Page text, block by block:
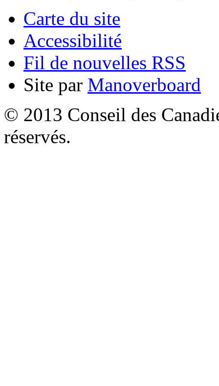
Carte du site
Accessibilité
Fil de nouvelles RSS
Site par Manoverboard
© 2013 Conseil des
réservés.